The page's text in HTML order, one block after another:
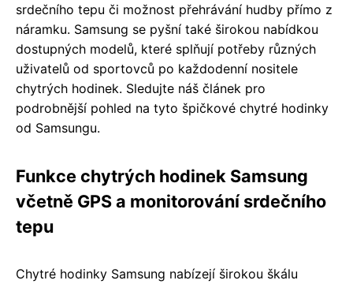
srdečního tepu či možnost přehrávání hudby přímo z
náramku. Samsung se pyšní také širokou nabídkou
dostupných modelů, které splňují potřeby různých
uživatelů od sportovců po každodenní nositele
chytrých hodinek. Sledujte náš článek pro
podrobnější pohled na tyto špičkové chytré hodinky
od Samsungu.
Funkce chytrých hodinek Samsung
včetně GPS a monitorování srdečního
tepu
Chytré hodinky Samsung nabízejí širokou škálu